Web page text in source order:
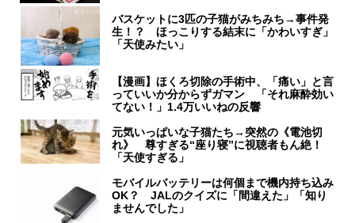
バスケットに3匹の子猫がみちみち→事件発
生！？ ほっこりする結末に「かわいすぎ」
「天使みたい」
【漫画】ほくろ切除の手術中、「痛い」と言
っていいか分からずガマン 「それ麻酔効い
てない！」1.4万いいねの反響
元気いっぱいな子猫たち→突然の《電池切
れ》 尊すぎる“座り寝”に視聴者もん絶！
「天使すぎる」
モバイルバッテリーは何個まで機内持ち込み
OK？ JALのクイズに「間違えた」「知り
ませんでした」